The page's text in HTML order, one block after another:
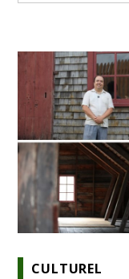
CULTUREL